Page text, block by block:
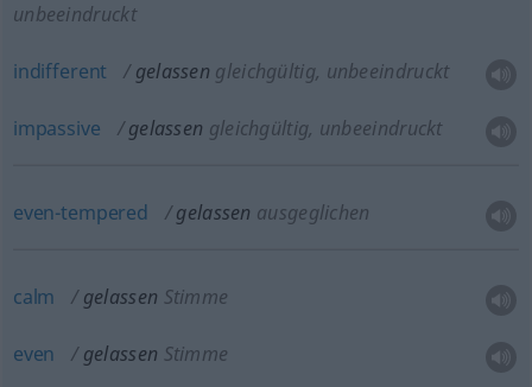
unbeeindruckt
indifferent gelassen gleichgültig, unbeeindruckt
impassive gelassen gleichgültig, unbeeindruckt
even-tempered gelassen ausgeglichen
calm gelassen Stimme
even gelassen Stimme